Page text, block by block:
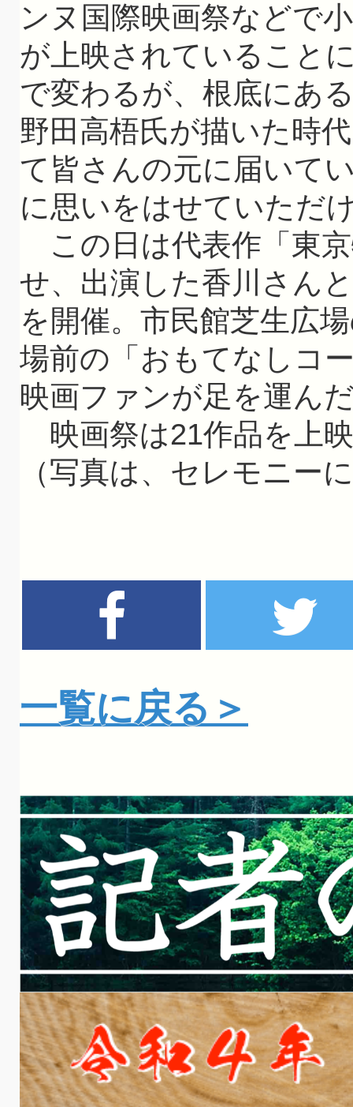
ンヌ国際映画祭などで
が上映されていること
で変わるが、根底にあ
野田高梧氏が描いた時
て皆さんの元に届いて
に思いをはせていただ
この日は代表作「東
せ、出演した香川さん
を開催。市民館芝生広
場前の「おもてなしコ
映画ファンが足を運ん
映画祭は21作品を上
（写真は、セレモニー
一覧に戻る＞